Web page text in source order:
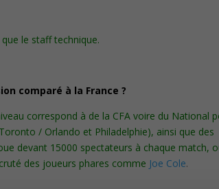
le staff technique.
comparé à la France ?
correspond à de la CFA voire du National
/ Orlando et Philadelphie), ainsi que des
devant 15000 spectateurs à chaque match,
des joueurs phares comme Joe Cole.